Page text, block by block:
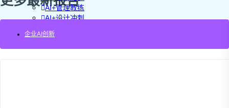
AI+管理教练
AI+设计冲刺
AI+创新指南2025
企业如何快速采用AI
企业AI创新